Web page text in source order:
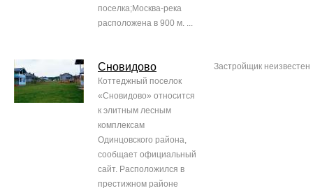
поселка;Москва-река
расположена в 900 м. ...
Сновидово
Коттеджный поселок
«Сновидово» относится
к элитным лесным
комплексам
Одинцовского района,
сообщает официальный
сайт. Расположился в
престижном районе
Застройщик неизвестен